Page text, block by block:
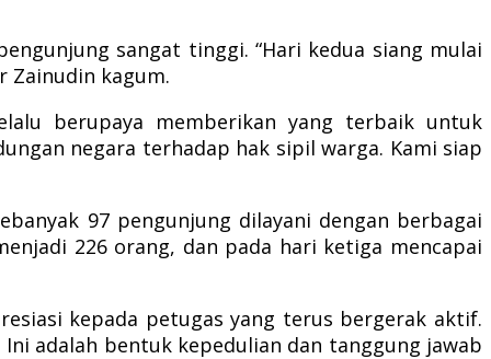
sangat tinggi. “Hari kedua siang mulai
Zainudin kagum.
berupaya memberikan yang terbaik untuk
negara terhadap hak sipil warga. Kami siap
97 pengunjung dilayani dengan berbagai
226 orang, dan pada hari ketiga mencapai
kepada petugas yang terus bergerak aktif.
adalah bentuk kepedulian dan tanggung jawab